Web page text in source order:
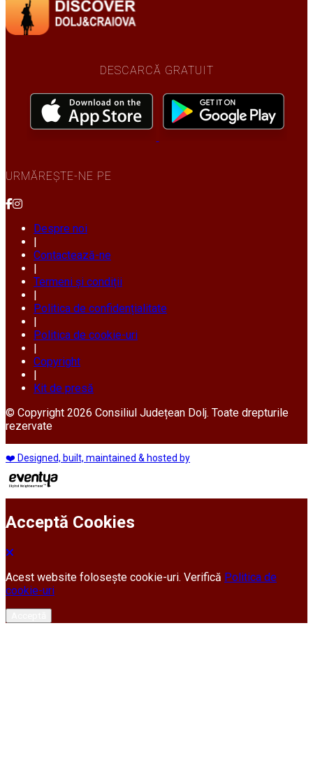
DESCARCĂ GRATUIT
URMĂREȘTE-NE PE
Despre noi
Contactează-ne
Termeni și condiții
Politica de confidențialitate
Politica de cookie-uri
Copyright
Kit de presă
© Copyright 2026 Consiliul Județean Dolj. Toate drepturile
rezervate
❤️ Designed, built, maintained & hosted by
Acceptă Cookies
Acest website folosește cookie-uri. Verifică Politica de
cookie-uri